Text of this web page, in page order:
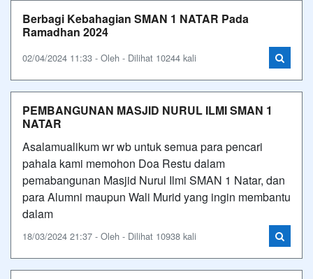
Berbagi Kebahagian SMAN 1 NATAR Pada
Ramadhan 2024
02/04/2024 11:33 - Oleh - Dilihat 10244 kali
PEMBANGUNAN MASJID NURUL ILMI SMAN 1
NATAR
Asalamualikum wr wb untuk semua para pencari
pahala kami memohon Doa Restu dalam
pemabangunan Masjid Nurul Ilmi SMAN 1 Natar, dan
para Alumni maupun Wali Murid yang ingin membantu
dalam
18/03/2024 21:37 - Oleh - Dilihat 10938 kali